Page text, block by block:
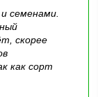
семенами.
скорее
как сорт